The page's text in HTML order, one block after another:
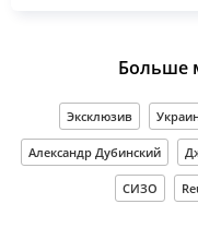
Больше
Эксклюзив
Александр Дубинский
СИЗО